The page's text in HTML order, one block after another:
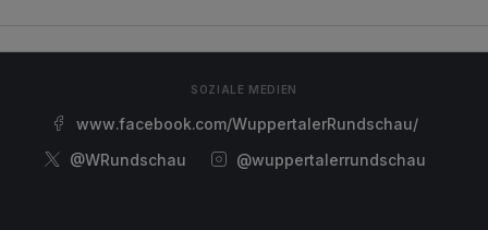
SOZIALE MEDIEN
www.facebook.com/WuppertalerRundschau/
@WRundschau
@wuppertalerrundschau